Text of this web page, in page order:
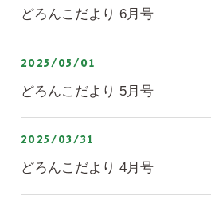
どろんこだより 6月号
2025/05/01
どろんこだより 5月号
2025/03/31
どろんこだより 4月号